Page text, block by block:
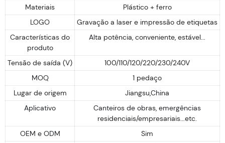
Materiais
Plástico + ferro
LOGO
Gravação a laser e impressão de etiquetas
Características do
produto
Alta potência, conveniente, estável...
Tensão de saída (V)
100/110/120/220/230/240V
MOQ
1 pedaço
Lugar de origem
Jiangsu,China
Aplicativo
Canteiros de obras, emergências
residenciais/empresariais...etc.
OEM e ODM
Sim